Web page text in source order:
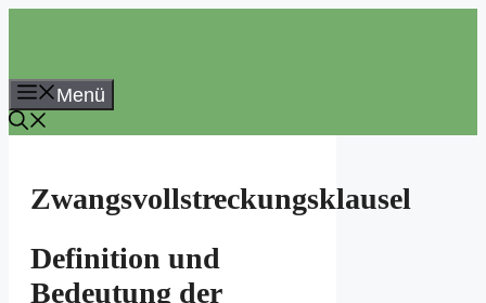
Menü
Zwangsvollstreckungsklausel
Definition und
Bedeutung der